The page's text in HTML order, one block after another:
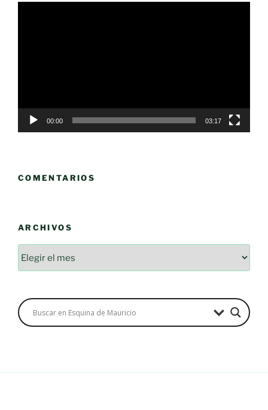
00:00 03:17
COMENTARIOS
ARCHIVOS